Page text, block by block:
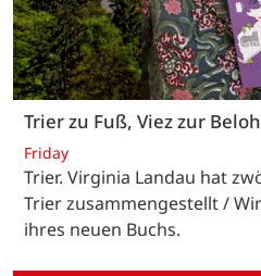
Trier zu Fuß, Viez zur
Friday
Trier. Virginia Landau hat
Trier zusammengestellt /
ihres neuen Buchs.